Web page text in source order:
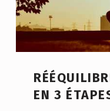
EN 3